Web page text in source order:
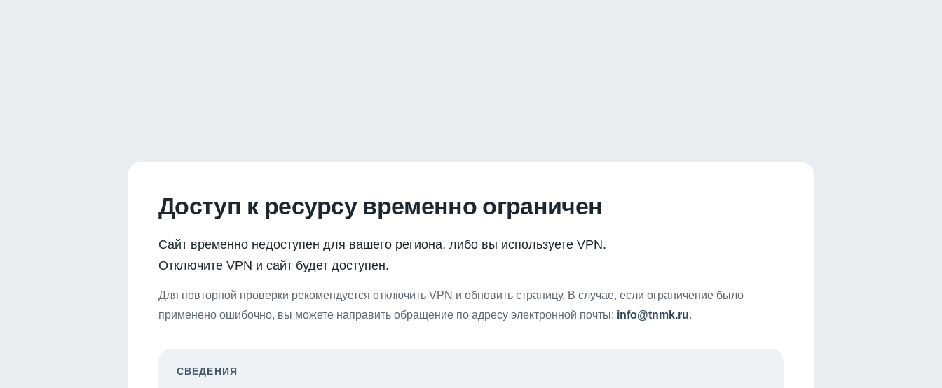
Доступ к ресурсу временно ограничен
Сайт временно недоступен для вашего региона, либо вы используете VPN.
Отключите VPN и сайт будет доступен.
Для повторной проверки рекомендуется отключить VPN и обновить страницу. В случае, если ограничение было
применено ошибочно, вы можете направить обращение по адресу электронной почты: info@tnmk.ru.
СВЕДЕНИЯ